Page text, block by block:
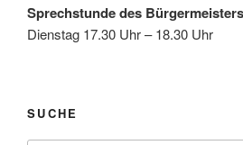
Sprechstunde des Bürgermeisters
Dienstag 17.30 Uhr – 18.30 Uhr
SUCHE